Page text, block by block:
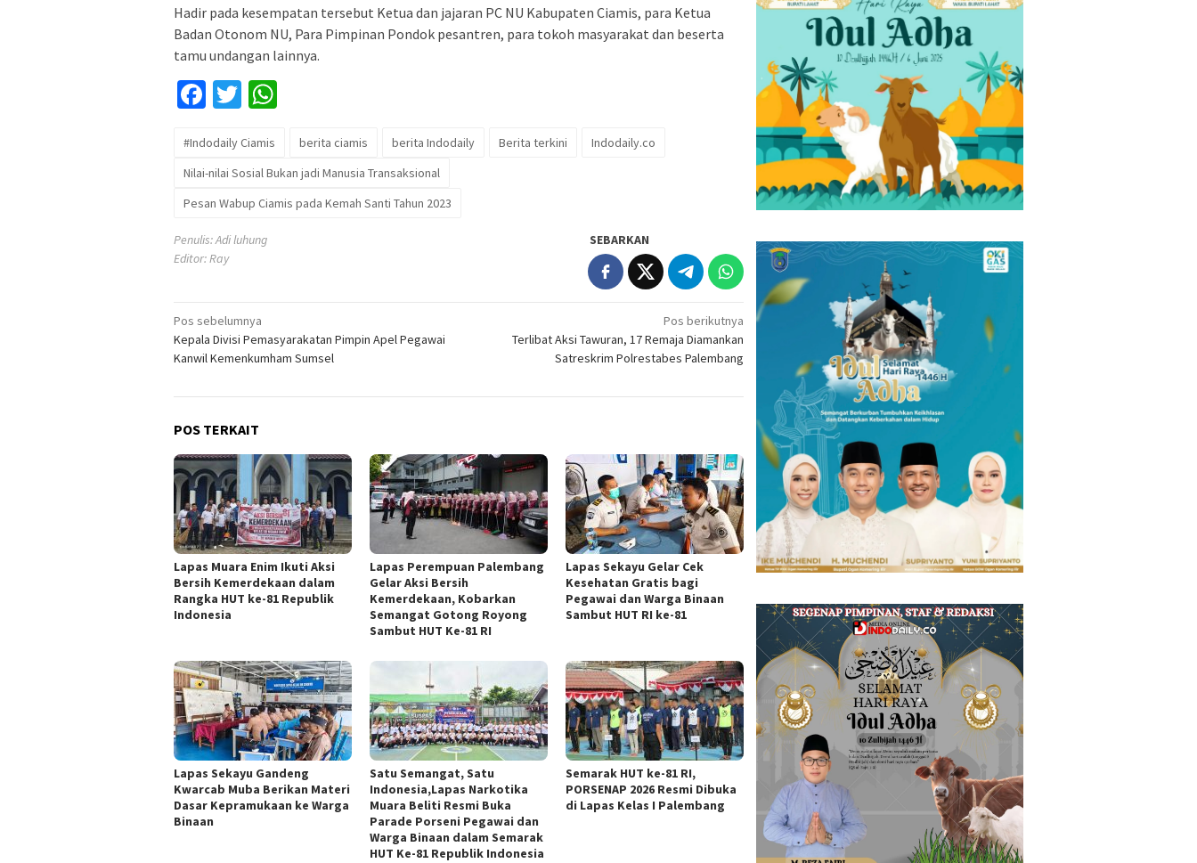
Hadir pada kesempatan tersebut Ketua dan jajaran PC NU Kabupaten Ciamis, para Ketua
Badan Otonom NU, Para Pimpinan Pondok pesantren, para tokoh masyarakat dan beserta
tamu undangan lainnya.
Facebook
Twitter
#Indodaily Ciamis berita ciamis berita Indodaily Berita terkini
Indodaily.co
Nilai-nilai Sosial Bukan jadi Manusia Transaksional
Pesan Wabup Ciamis pada Kemah Santi Tahun 2023
Penulis: Adi luhung
Editor: Ray
SEBARKAN
Navigasi
pos
Pos sebelumnya
Kepala Divisi Pemasyarakatan Pimpin Apel Pegawai
Kanwil Kemenkumham Sumsel
Pos berikutnya
Terlibat Aksi Tawuran, 17 Remaja Diamankan
Satreskrim Polrestabes Palembang
POS TERKAIT
Lapas Muara Enim Ikuti Aksi
Bersih Kemerdekaan dalam
Rangka HUT ke-81 Republik
Indonesia
Lapas Perempuan Palembang
Gelar Aksi Bersih
Kemerdekaan, Kobarkan
Semangat Gotong Royong
Sambut HUT Ke-81 RI
Lapas Sekayu Gelar Cek
Kesehatan Gratis bagi
Pegawai dan Warga Binaan
Sambut HUT RI ke-81
Lapas Sekayu Gandeng
Kwarcab Muba Berikan Materi
Dasar Kepramukaan ke Warga
Binaan
Satu Semangat, Satu
Indonesia,Lapas Narkotika
Muara Beliti Resmi Buka
Parade Porseni Pegawai dan
Warga Binaan dalam Semarak
HUT Ke-81 Republik Indonesia
Semarak HUT ke-81 RI,
PORSENAP 2026 Resmi Dibuka
di Lapas Kelas I Palembang